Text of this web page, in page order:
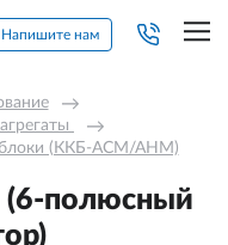
Напишите нам
→
→
блоки (ККБ-АСМ/АНМ)
(6-полюсный